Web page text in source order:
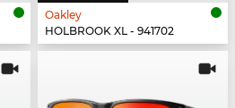
Oakley
HOLBROOK XL - 941702